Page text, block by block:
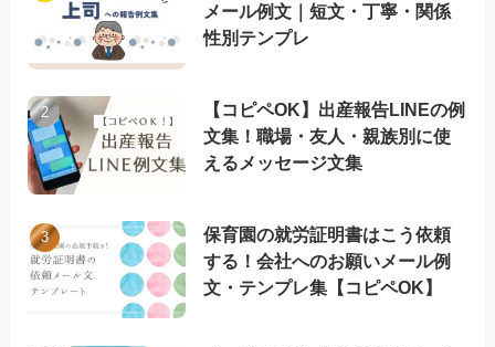
メール例文｜短文・丁寧・関係
性別テンプレ
【コピペOK】出産報告LINEの例
文集！職場・友人・親族別に使
えるメッセージ文集
保育園の就労証明書はこう依頼
する！会社へのお願いメール例
文・テンプレ集【コピペOK】